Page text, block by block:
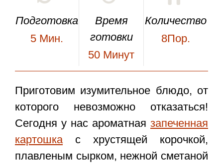
Подготовка
5 Мин.
Время
готовки
50 Минут
Количество
8Пор.
Приготовим изумительное блюдо, от
которого невозможно отказаться!
Сегодня у нас ароматная запеченная
картошка с хрустящей корочкой,
плавленым сырком, нежной сметаной